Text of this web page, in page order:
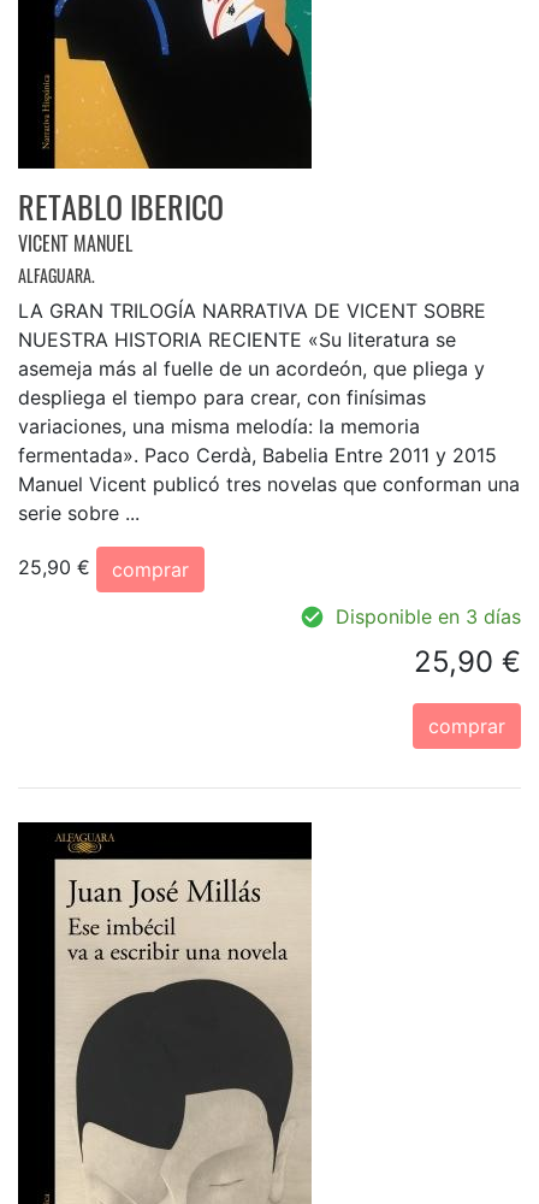
RETABLO IBERICO
VICENT MANUEL
ALFAGUARA.
LA GRAN TRILOGÍA NARRATIVA DE VICENT SOBRE
NUESTRA HISTORIA RECIENTE «Su literatura se
asemeja más al fuelle de un acordeón, que pliega y
despliega el tiempo para crear, con finísimas
variaciones, una misma melodía: la memoria
fermentada». Paco Cerdà, Babelia Entre 2011 y 2015
Manuel Vicent publicó tres novelas que conforman una
serie sobre ...
25,90 €
comprar
Disponible en 3 días
25,90 €
comprar